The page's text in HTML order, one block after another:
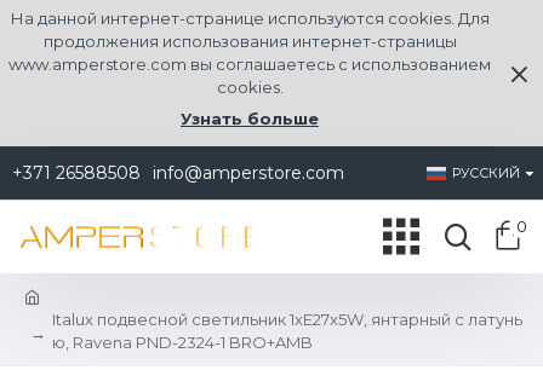
На данной интернет-странице используются cookies. Для
продолжения использования интернет-страницы
www.amperstore.com вы соглашаетесь с использованием
cookies.
Узнать больше
+371 26588508 info@amperstore.com РУССКИЙ
0
Italux подвесной светильник 1xE27x5W, янтарный c латунь
ю, Ravena PND-2324-1 BRO+AMB